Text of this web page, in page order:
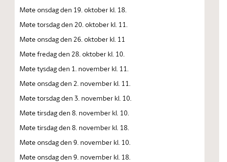
Møte onsdag den 19. oktober kl. 18.
Møte torsdag den 20. oktober kl. 11.
Møte onsdag den 26. oktober kl. 11
Møte fredag den 28. oktober kl. 10.
Møte tysdag den 1. november kl. 11.
Møte onsdag den 2. november kl. 11.
Møte torsdag den 3. november kl. 10.
Møte tirsdag den 8. november kl. 10.
Møte tirsdag den 8. november kl. 18.
Møte onsdag den 9. november kl. 10.
Møte onsdag den 9. november kl. 18.